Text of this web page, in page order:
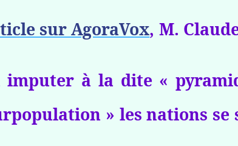
sur AgoraVox, M.
à la dite «
» les nations